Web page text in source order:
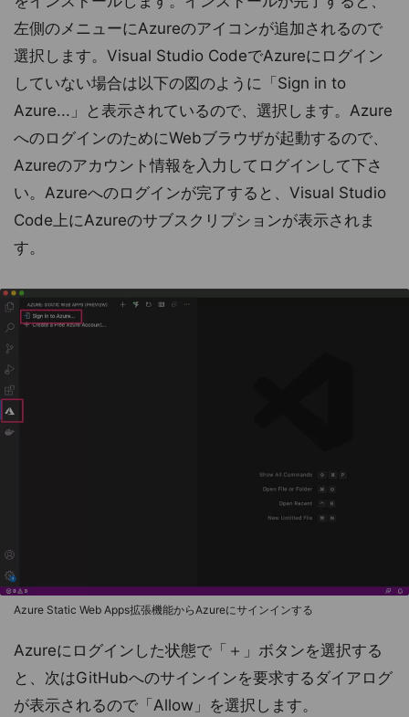
左側のメニューにAzureのアイコンが追加されるので
選択します。Visual Studio CodeでAzureにログイン
していない場合は以下の図のように「Sign in to
Azure...」と表示されているので、選択します。Azure
へのログインのためにWebブラウザが起動するので、
Azureのアカウント情報を入力してログインして下さ
い。Azureへのログインが完了すると、Visual Studio
Code上にAzureのサブスクリプションが表示されま
す。
Azure Static Web Apps拡張機能からAzureにサインインする
Azureにログインした状態で「＋」ボタンを選択する
と、次はGitHubへのサインインを要求するダイアログ
が表示されるので「Allow」を選択します。